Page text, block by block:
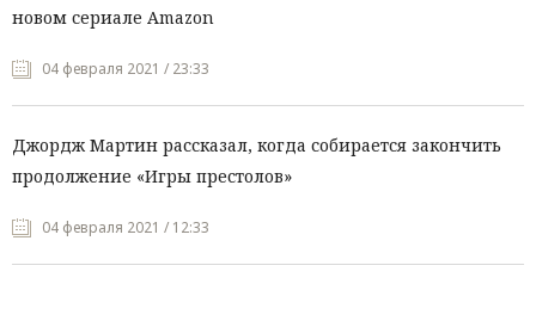
новом сериале Amazon
04 февраля 2021 / 23:33
Джордж Мартин рассказал, когда собирается закончить
продолжение «Игры престолов»
04 февраля 2021 / 12:33